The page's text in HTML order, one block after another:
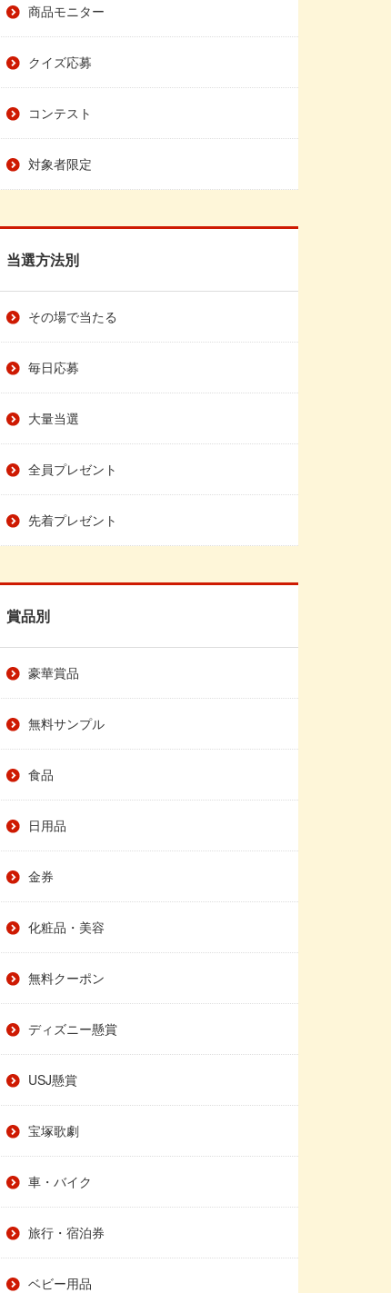
商品モニター
クイズ応募
コンテスト
対象者限定
当選方法別
その場で当たる
毎日応募
大量当選
全員プレゼント
先着プレゼント
賞品別
豪華賞品
無料サンプル
食品
日用品
金券
化粧品・美容
無料クーポン
ディズニー懸賞
USJ懸賞
宝塚歌劇
車・バイク
旅行・宿泊券
ベビー用品